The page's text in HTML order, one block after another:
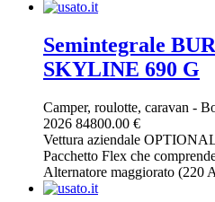
Semintegrale
SKYLINE 690 G
Camper, roulotte, caravan -
2026 84800.00 €
Vettura aziendale
Pacchetto Flex che
Alternatore maggiorato (220